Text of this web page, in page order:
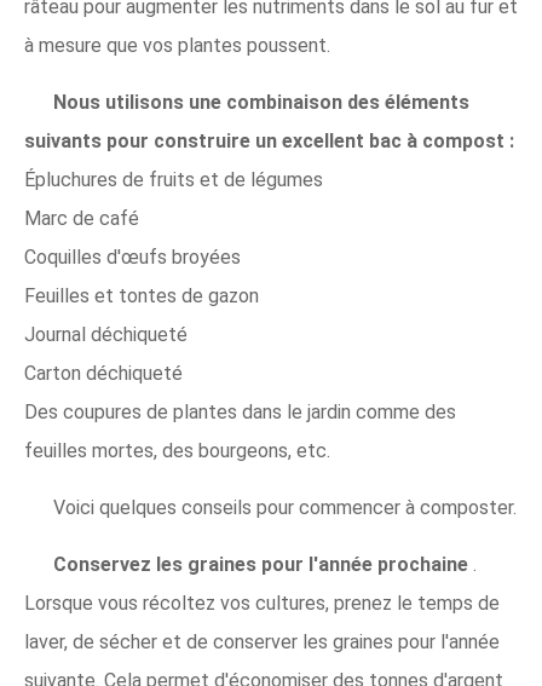
râteau pour augmenter les nutriments dans le sol au fur et
à mesure que vos plantes poussent.
Nous utilisons une combinaison des éléments
suivants pour construire un excellent bac à compost :
Épluchures de fruits et de légumes
Marc de café
Coquilles d'œufs broyées
Feuilles et tontes de gazon
Journal déchiqueté
Carton déchiqueté
Des coupures de plantes dans le jardin comme des
feuilles mortes, des bourgeons, etc.
Voici quelques conseils pour commencer à composter.
Conservez les graines pour l'année prochaine .
Lorsque vous récoltez vos cultures, prenez le temps de
laver, de sécher et de conserver les graines pour l'année
suivante. Cela permet d'économiser des tonnes d'argent